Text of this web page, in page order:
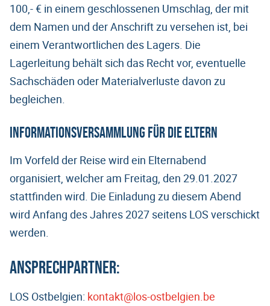
100,- € in einem geschlossenen Umschlag, der mit
dem Namen und der Anschrift zu versehen ist, bei
einem Verantwortlichen des Lagers. Die
Lagerleitung behält sich das Recht vor, eventuelle
Sachschäden oder Materialverluste davon zu
begleichen.
Informationsversammlung für die Eltern
Im Vorfeld der Reise wird ein Elternabend
organisiert, welcher am Freitag, den 29.01.2027
stattfinden wird. Die Einladung zu diesem Abend
wird Anfang des Jahres 2027 seitens LOS verschickt
werden.
Ansprechpartner:
LOS Ostbelgien: kontakt@los-ostbelgien.be